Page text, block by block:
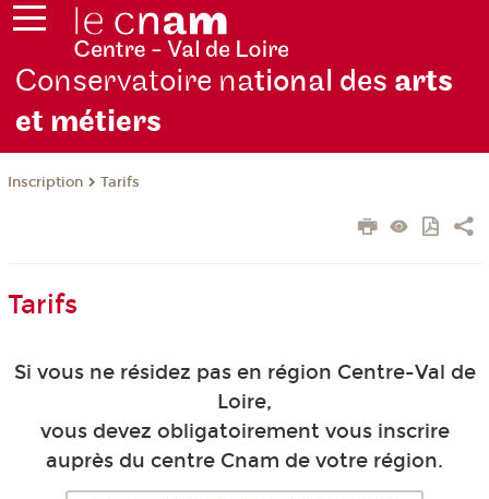
Conservatoire national des arts
et métiers
Inscription Tarifs
Tarifs
Si vous ne résidez pas en région Centre-Val de
Loire,
vous devez obligatoirement vous inscrire
auprès du centre Cnam de votre région.